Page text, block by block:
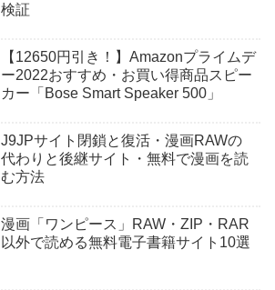
検証
【12650円引き！】Amazonプライムデ
ー2022おすすめ・お買い得商品スピー
カー「Bose Smart Speaker 500」
J9JPサイト閉鎖と復活・漫画RAWの
代わりと後継サイト・無料で漫画を読
む方法
漫画「ワンピース」RAW・ZIP・RAR
以外で読める無料電子書籍サイト10選